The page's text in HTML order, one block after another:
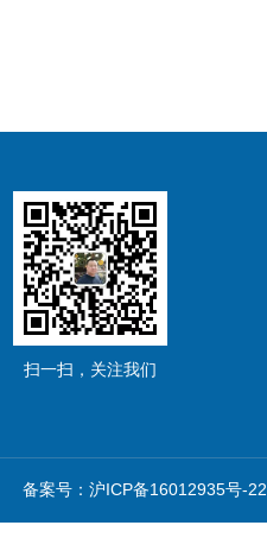
扫一扫，关注我们
备案号：沪ICP备16012935号-22